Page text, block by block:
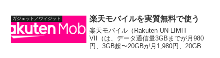
ガジェット／ウィジット 楽天モバイルを実質無料で使う
楽天モバイル（Rakuten UN-LIMIT
VII（は、データ通信量3GBまでが月980
円、3GB超〜20GBが月1,980円、20GB超